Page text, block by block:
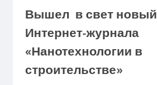
Вышел в свет
Интернет-журнала
«Нанотехнологии в
строительстве»